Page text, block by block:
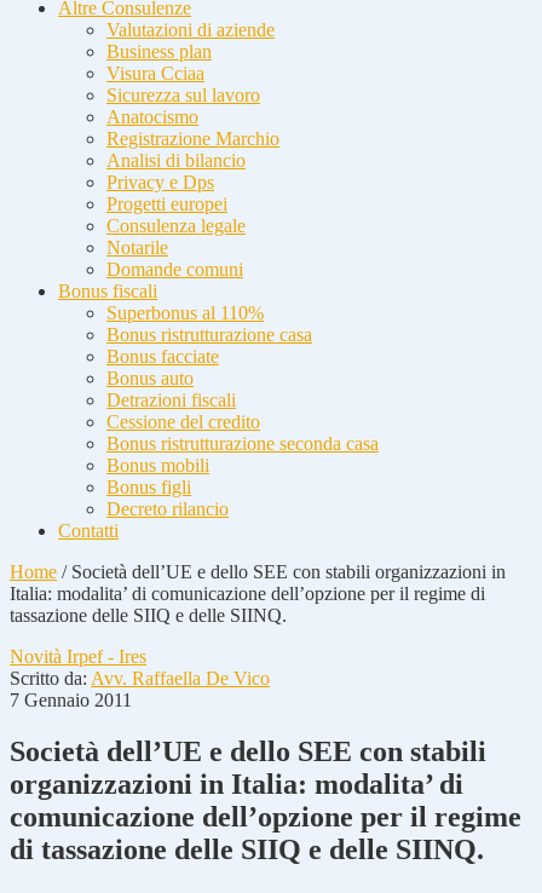
Altre Consulenze
Valutazioni di aziende
Business plan
Visura Cciaa
Sicurezza sul lavoro
Anatocismo
Registrazione Marchio
Analisi di bilancio
Privacy e Dps
Progetti europei
Consulenza legale
Notarile
Domande comuni
Bonus fiscali
Superbonus al 110%
Bonus ristrutturazione casa
Bonus facciate
Bonus auto
Detrazioni fiscali
Cessione del credito
Bonus ristrutturazione seconda casa
Bonus mobili
Bonus figli
Decreto rilancio
Contatti
Home / Società dell’UE e dello SEE con stabili organizzazioni in
Italia: modalita’ di comunicazione dell’opzione per il regime di
tassazione delle SIIQ e delle SIINQ.
Novità Irpef - Ires
Scritto da: Avv. Raffaella De Vico
7 Gennaio 2011
Società dell’UE e dello SEE con stabili
organizzazioni in Italia: modalita’ di
comunicazione dell’opzione per il regime
di tassazione delle SIIQ e delle SIINQ.